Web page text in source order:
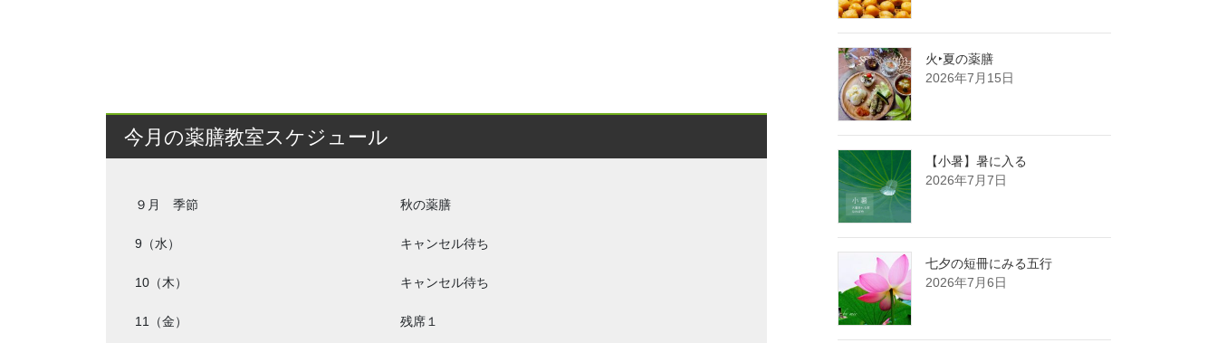
今月の薬膳教室スケジュール
９月 季節 秋の薬膳
9（水） キャンセル待ち
10（木） キャンセル待ち
11（金） 残席１
火‣夏の薬膳
2026年7月15日
【小暑】暑に入る
2026年7月7日
七夕の短冊にみる五行
2026年7月6日